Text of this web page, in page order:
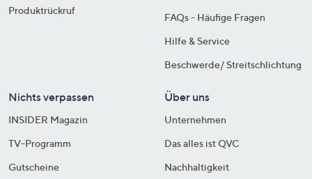
Produktrückruf
FAQs - Häufige Fragen
Hilfe & Service
Beschwerde/ Streitschlichtung
Nichts verpassen
INSIDER Magazin
TV-Programm
Gutscheine
Über uns
Unternehmen
Das alles ist QVC
Nachhaltigkeit